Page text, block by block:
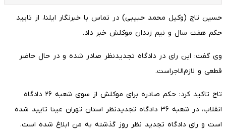
حسین تاج (وکیل محمد حبیبی) در تماس با خبرنگار ایلنا، از تایید
حکم هفت سال و نیم زندان موکلش خبر داد.
وی گفت: این رای در دادگاه تجدیدنظر صادر شده و در حال حاضر
قطعی و لازم‌الاجراست.
تاج تاکید کرد: حکم صادره برای موکلش از سوی شعبه ۲۶ دادگاه
انقلاب، در شعبه ۳۶ دادگاه تجدیدنظر استان تهران عینا تایید شده
است و رای دادگاه تجدید نظر روز گذشته به من ابلاغ شده است.